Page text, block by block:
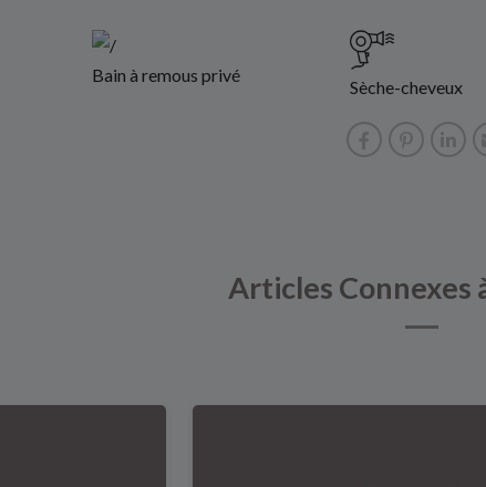
Bain à remous privé
Sèche-cheveux
Articles Connexes